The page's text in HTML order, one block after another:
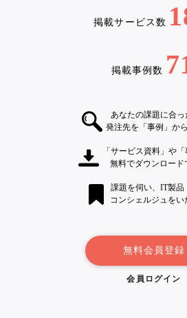
掲載サービス数
掲載事例数
あなたの課題に合っ
発注先を「事例」か
「サービス資料」や
無料でダウンロード
課題を伺い、IT製品
コンシェルジュをい
無料会員登録
会員ログイン